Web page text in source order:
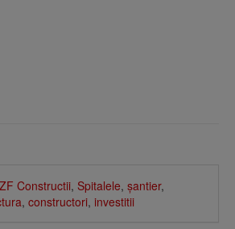
ZF Constructii, Spitalele, şantier,
, constructori, investitii